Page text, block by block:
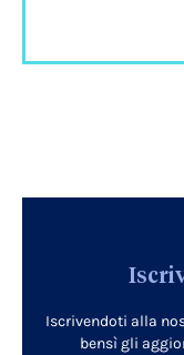
Iscrivendoti alla
bensì gli